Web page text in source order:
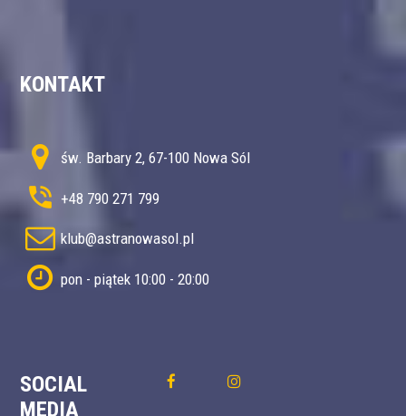
KONTAKT
św. Barbary 2, 67-100 Nowa Sól
+48 790 271 799
klub@astranowasol.pl
pon - piątek 10:00 - 20:00
SOCIAL
MEDIA